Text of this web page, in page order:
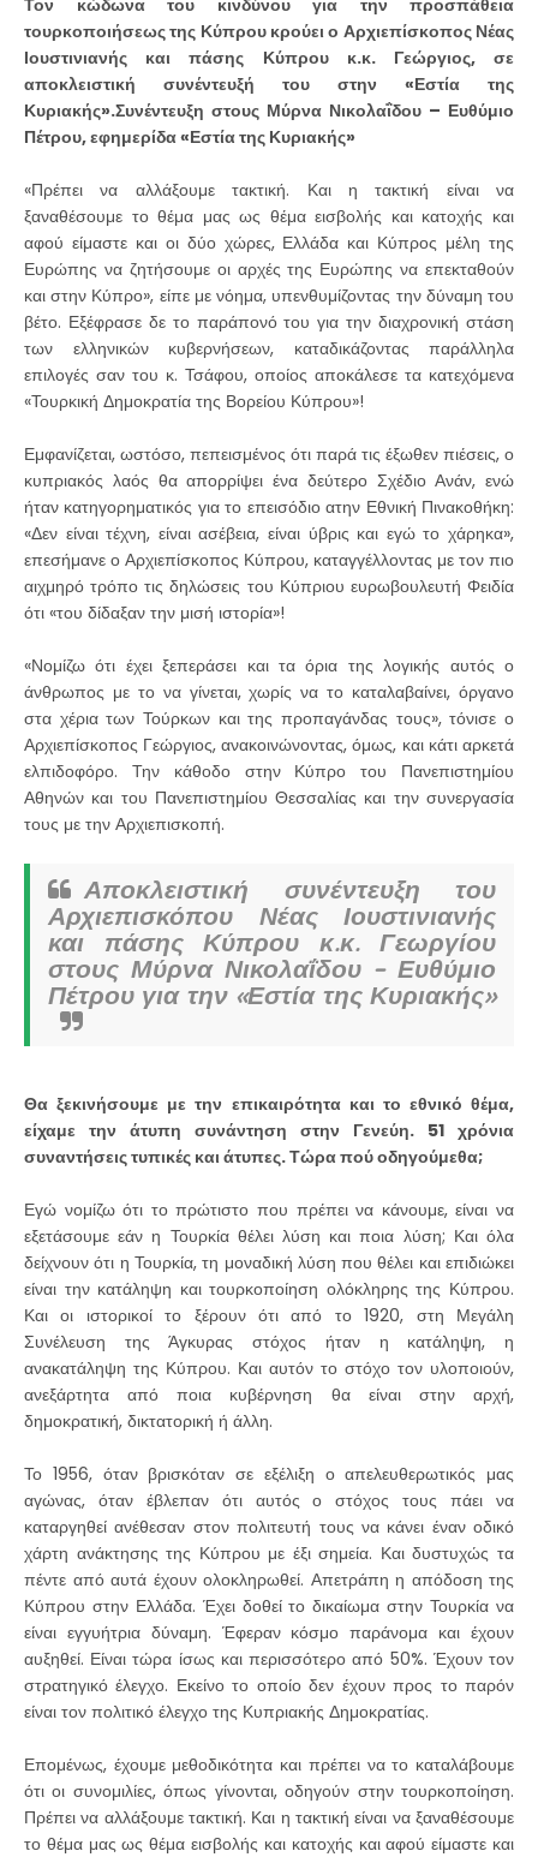
Τον κώδωνα του κινδύνου για την προσπάθεια
τουρκοποιήσεως της Κύπρου κρούει ο Αρχιεπίσκοπος Νέας
Ιουστινιανής και πάσης Κύπρου κ.κ. Γεώργιος, σε
αποκλειστική συνέντευξή του στην «Εστία της
Κυριακής».Συνέντευξη στους Μύρνα Νικολαΐδου – Ευθύμιο
Πέτρου, εφημερίδα «Εστία της Κυριακής»
«Πρέπει να αλλάξουμε τακτική. Και η τακτική είναι να
ξαναθέσουμε το θέμα μας ως θέμα εισβολής και κατοχής και
αφού είμαστε και οι δύο χώρες, Ελλάδα και Κύπρος μέλη της
Ευρώπης να ζητήσουμε οι αρχές της Ευρώπης να επεκταθούν
και στην Κύπρο», είπε με νόημα, υπενθυμίζοντας την δύναμη του
βέτο. Εξέφρασε δε το παράπονό του για την διαχρονική στάση
των ελληνικών κυβερνήσεων, καταδικάζοντας παράλληλα
επιλογές σαν του κ. Τσάφου, οποίος αποκάλεσε τα κατεχόμενα
«Τουρκική Δημοκρατία της Βορείου Κύπρου»!
Εμφανίζεται, ωστόσο, πεπεισμένος ότι παρά τις έξωθεν πιέσεις, ο
κυπριακός λαός θα απορρίψει ένα δεύτερο Σχέδιο Ανάν, ενώ
ήταν κατηγορηματικός για το επεισόδιο ατην Εθνική Πινακοθήκη:
«Δεν είναι τέχνη, είναι ασέβεια, είναι ύβρις και εγώ το χάρηκα»,
επεσήμανε ο Αρχιεπίσκοπος Κύπρου, καταγγέλλοντας με τον πιο
αιχμηρό τρόπο τις δηλώσεις του Κύπριου ευρωβουλευτή Φειδία
ότι «του δίδαξαν την μισή ιστορία»!
«Νομίζω ότι έχει ξεπεράσει και τα όρια της λογικής αυτός ο
άνθρωπος με το να γίνεται, χωρίς να το καταλαβαίνει, όργανο
στα χέρια των Τούρκων και της προπαγάνδας τους», τόνισε ο
Αρχιεπίσκοπος Γεώργιος, ανακοινώνοντας, όμως, και κάτι αρκετά
ελπιδοφόρο. Την κάθοδο στην Κύπρο του Πανεπιστημίου
Αθηνών και του Πανεπιστημίου Θεσσαλίας και την συνεργασία
τους με την Αρχιεπισκοπή.
Αποκλειστική συνέντευξη του
Αρχιεπισκόπου Νέας Ιουστινιανής
και πάσης Κύπρου κ.κ. Γεωργίου
στους Μύρνα Νικολαΐδου – Ευθύμιο
Πέτρου για την «Εστία της Κυριακής»
Θα ξεκινήσουμε με την επικαιρότητα και το εθνικό θέμα,
είχαμε την άτυπη συνάντηση στην Γενεύη. 51 χρόνια
συναντήσεις τυπικές και άτυπες. Τώρα πού οδηγούμεθα;
Εγώ νομίζω ότι το πρώτιστο που πρέπει να κάνουμε, είναι να
εξετάσουμε εάν η Τουρκία θέλει λύση και ποια λύση; Και όλα
δείχνουν ότι η Τουρκία, τη μοναδική λύση που θέλει και επιδιώκει
είναι την κατάληψη και τουρκοποίηση ολόκληρης της Κύπρου.
Και οι ιστορικοί το ξέρουν ότι από το 1920, στη Μεγάλη
Συνέλευση της Άγκυρας στόχος ήταν η κατάληψη, η
ανακατάληψη της Κύπρου. Και αυτόν το στόχο τον υλοποιούν,
ανεξάρτητα από ποια κυβέρνηση θα είναι στην αρχή,
δημοκρατική, δικτατορική ή άλλη.
Το 1956, όταν βρισκόταν σε εξέλιξη ο απελευθερωτικός μας
αγώνας, όταν έβλεπαν ότι αυτός ο στόχος τους πάει να
καταργηθεί ανέθεσαν στον πολιτευτή τους να κάνει έναν οδικό
χάρτη ανάκτησης της Κύπρου με έξι σημεία. Και δυστυχώς τα
πέντε από αυτά έχουν ολοκληρωθεί. Απετράπη η απόδοση της
Κύπρου στην Ελλάδα. Έχει δοθεί το δικαίωμα στην Τουρκία να
είναι εγγυήτρια δύναμη. Έφεραν κόσμο παράνομα και έχουν
αυξηθεί. Είναι τώρα ίσως και περισσότερο από 50%. Έχουν τον
στρατηγικό έλεγχο. Εκείνο το οποίο δεν έχουν προς το παρόν
είναι τον πολιτικό έλεγχο της Κυπριακής Δημοκρατίας.
Επομένως, έχουμε μεθοδικότητα και πρέπει να το καταλάβουμε
ότι οι συνομιλίες, όπως γίνονται, οδηγούν στην τουρκοποίηση.
Πρέπει να αλλάξουμε τακτική. Και η τακτική είναι να ξαναθέσουμε
το θέμα μας ως θέμα εισβολής και κατοχής και αφού είμαστε και